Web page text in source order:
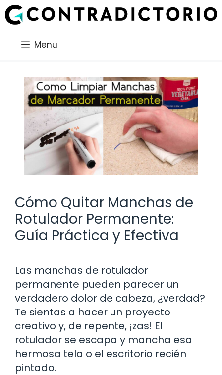
Saltar
al
Menu
Cómo Quitar Manchas de
Rotulador Permanente:
Guía Práctica y Efectiva
Las manchas de rotulador
permanente pueden parecer un
verdadero dolor de cabeza, ¿verdad?
Te sientas a hacer un proyecto
creativo y, de repente, ¡zas! El
rotulador se escapa y mancha esa
hermosa tela o el escritorio recién
pintado.